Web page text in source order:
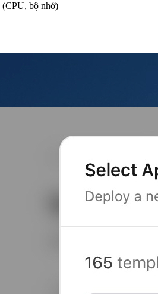
(CPU, bộ nhớ)